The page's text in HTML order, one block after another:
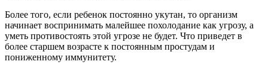
Более того, если ребенок постоянно укутан, то организм
начинает воспринимать малейшее похолодание как угрозу, а
уметь противостоять этой угрозе не будет. Что приведет в
более старшем возрасте к постоянным простудам и
пониженному иммунитету.